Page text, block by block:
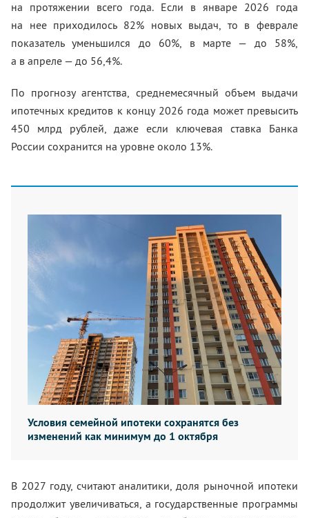
на протяжении всего года. Если в январе 2026 года
на нее приходилось 82% новых выдач, то в феврале
показатель уменьшился до 60%, в марте — до 58%,
а в апреле — до 56,4%.
По прогнозу агентства, среднемесячный объем выдачи
ипотечных кредитов к концу 2026 года может превысить
450 млрд рублей, даже если ключевая ставка Банка
России сохранится на уровне около 13%.
Условия семейной ипотеки сохранятся без
изменений как минимум до 1 октября
В 2027 году, считают аналитики, доля рыночной ипотеки
продолжит увеличиваться, а государственные программы